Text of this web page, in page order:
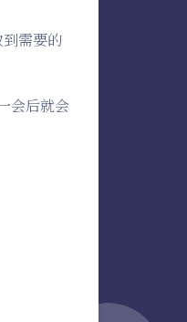
需要的
会后就会